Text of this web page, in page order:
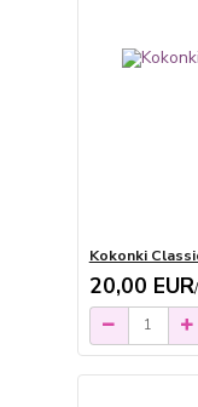
Kokonki
20,00 EUR/